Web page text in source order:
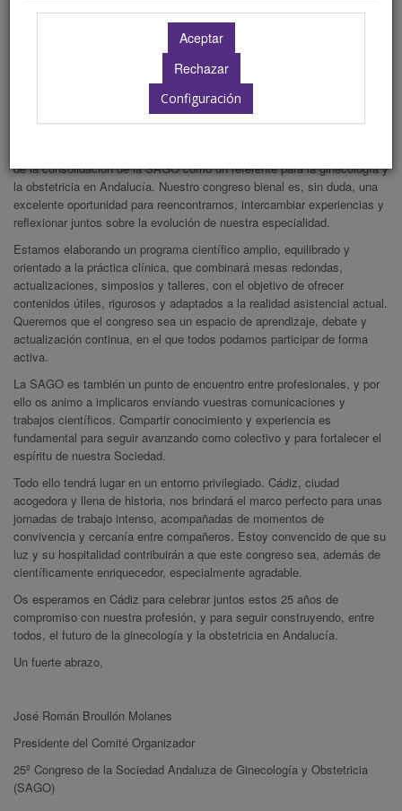
Configuración
Es para mí un honor y una gran satisfacción dirigirme a vosotros, como
Presidente del Comité Organizador, para invitaros al 25º Congreso de la
Sociedad Andaluza de Ginecología y Obstetricia (SAGO), que tendrá
lugar en Cádiz los días 6 y 7 de noviembre de 2026.
Alcanzar esta vigesimoquinta edición supone un momento
de la consolidación de la SAGO como un referente para la ginecología y
la obstetricia en Andalucía. Nuestro congreso bienal es, sin duda, una
excelente oportunidad para reencontrarnos, intercambiar experiencias y
reflexionar juntos sobre la evolución de nuestra especialidad.
Estamos elaborando un programa científico amplio, equilibrado y
orientado a la práctica clínica, que combinará mesas redondas,
actualizaciones, simposios y talleres, con el objetivo de ofrecer
contenidos útiles, rigurosos y adaptados a la realidad asistencial actual.
Queremos que el congreso sea un espacio de aprendizaje, debate y
actualización continua, en el que todos podamos participar de forma
activa.
La SAGO es también un punto de encuentro entre profesionales, y por
ello os animo a implicaros enviando vuestras comunicaciones y
trabajos científicos. Compartir conocimiento y experiencia es
fundamental para seguir avanzando como colectivo y para fortalecer el
espíritu de nuestra Sociedad.
Todo ello tendrá lugar en un entorno privilegiado. Cádiz, ciudad
acogedora y llena de historia, nos brindará el marco perfecto para unas
jornadas de trabajo intenso, acompañadas de momentos de
convivencia y cercanía entre compañeros. Estoy convencido de que su
luz y su hospitalidad contribuirán a que este congreso sea, además de
científicamente enriquecedor, especialmente agradable.
Os esperamos en Cádiz para celebrar juntos estos 25 años de
compromiso con nuestra profesión, y para seguir construyendo, entre
todos, el futuro de la ginecología y la obstetricia en Andalucía.
Un fuerte abrazo,
José Román Broullón Molanes
Presidente del Comité Organizador
25º Congreso de la Sociedad Andaluza de Ginecología y Obstetricia
(SAGO)